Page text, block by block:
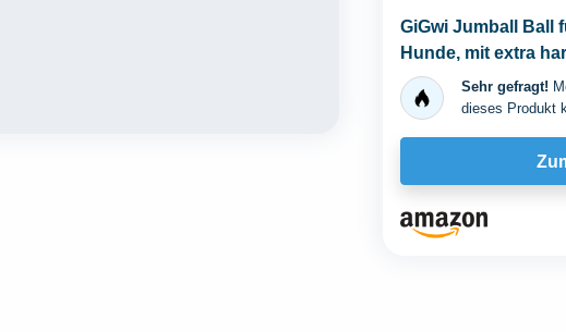
GiGwi Jumball Ball
Hunde, mit extra
Sehr gefragt!
dieses Produkt